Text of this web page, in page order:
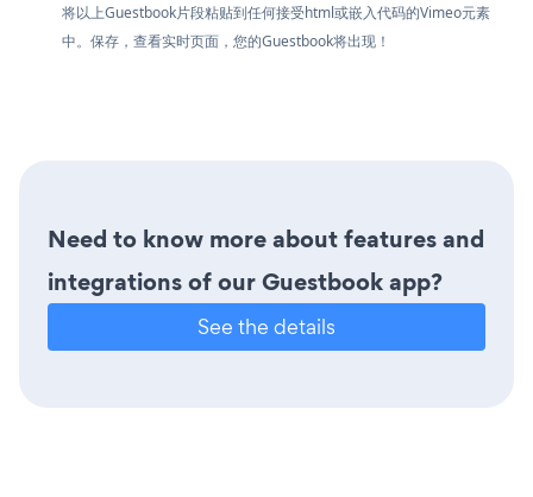
将以上Guestbook片段粘贴到任何接受html或嵌入代码的Vimeo元素
中。保存，查看实时页面，您的Guestbook将出现！
Need to know more about features and
integrations of our Guestbook app?
See the details